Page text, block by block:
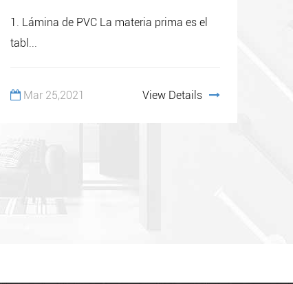
1. Lámina de PVC La materia prima es el
tabl...
Mar 25,2021 View Details